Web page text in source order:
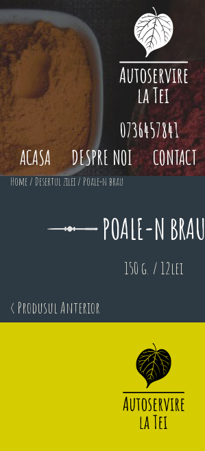
ACASA DESPRE NOI CONTACT
0736457841
Home / Desertul zilei / Poale-n brau
POALE-N BRAU
150 g. / 12lei
< Produsul Anterior